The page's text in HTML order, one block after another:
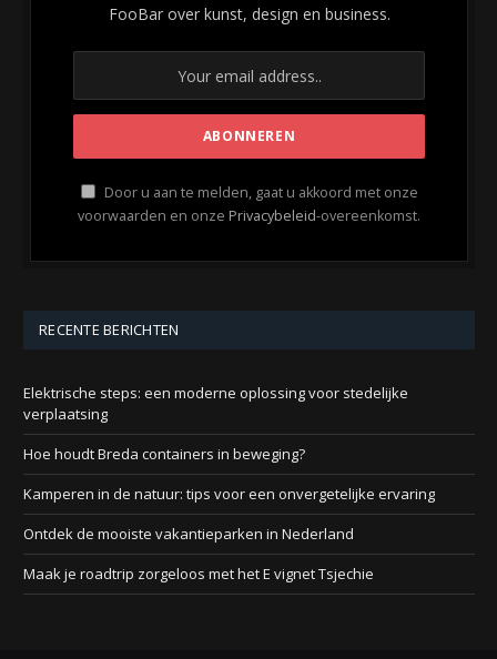
FooBar over kunst, design en business.
Door u aan te melden, gaat u akkoord met onze
voorwaarden en onze Privacybeleid-overeenkomst.
RECENTE BERICHTEN
Elektrische steps: een moderne oplossing voor stedelijke
verplaatsing
Hoe houdt Breda containers in beweging?
Kamperen in de natuur: tips voor een onvergetelijke ervaring
Ontdek de mooiste vakantieparken in Nederland
Maak je roadtrip zorgeloos met het E vignet Tsjechie